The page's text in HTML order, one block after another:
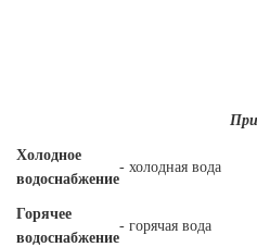
Холодное
водоснабжение
- холодная вода
Горячее
водоснабжение
- горячая вода